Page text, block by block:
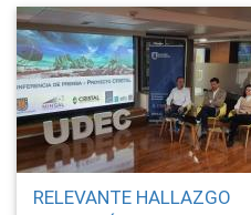
RELEVANTE HALLAZGO